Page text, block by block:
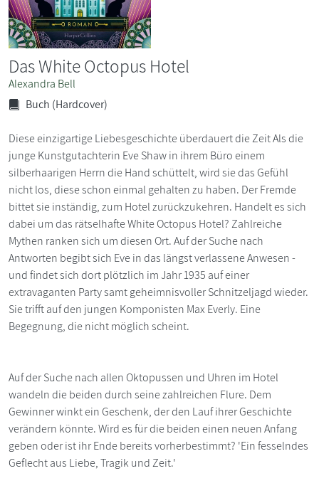
Das White Octopus Hotel
Alexandra Bell
Buch (Hardcover)
Diese einzigartige Liebesgeschichte überdauert die Zeit Als die
junge Kunstgutachterin Eve Shaw in ihrem Büro einem
silberhaarigen Herrn die Hand schüttelt, wird sie das Gefühl
nicht los, diese schon einmal gehalten zu haben. Der Fremde
bittet sie inständig, zum Hotel zurückzukehren. Handelt es sich
dabei um das rätselhafte White Octopus Hotel? Zahlreiche
Mythen ranken sich um diesen Ort. Auf der Suche nach
Antworten begibt sich Eve in das längst verlassene Anwesen -
und findet sich dort plötzlich im Jahr 1935 auf einer
extravaganten Party samt geheimnisvoller Schnitzeljagd wieder.
Sie trifft auf den jungen Komponisten Max Everly. Eine
Begegnung, die nicht möglich scheint.
Auf der Suche nach allen Oktopussen und Uhren im Hotel
wandeln die beiden durch seine zahlreichen Flure. Dem
Gewinner winkt ein Geschenk, der den Lauf ihrer Geschichte
verändern könnte. Wird es für die beiden einen neuen Anfang
geben oder ist ihr Ende bereits vorherbestimmt? 'Ein fesselndes
Geflecht aus Liebe, Tragik und Zeit.'